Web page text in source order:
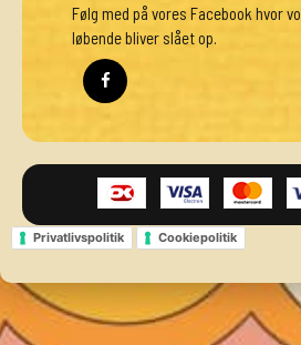
Følg med på vores Facebook hvor
løbende bliver slået op.
Privatlivspolitik Cookiepolitik